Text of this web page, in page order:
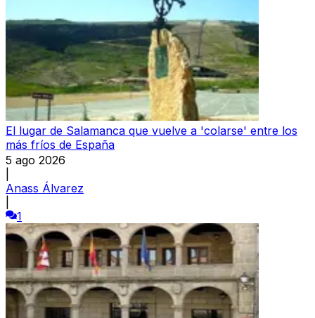
El lugar de Salamanca que vuelve a 'colarse' entre los
más fríos de España
5 ago 2026
Anass Álvarez
1